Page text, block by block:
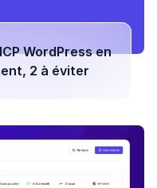
WordPress en
2 à éviter